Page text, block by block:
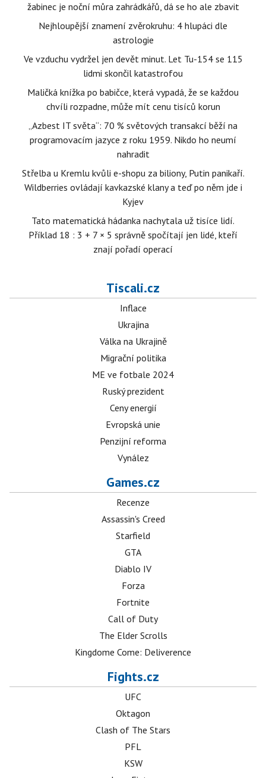
žabinec je noční můra zahrádkářů, dá se ho ale zbavit
Nejhloupější znamení zvěrokruhu: 4 hlupáci dle
astrologie
Ve vzduchu vydržel jen devět minut. Let Tu-154 se 115
lidmi skončil katastrofou
Maličká knížka po babičce, která vypadá, že se každou
chvíli rozpadne, může mít cenu tisíců korun
„Azbest IT světa“: 70 % světových transakcí běží na
programovacím jazyce z roku 1959. Nikdo ho neumí
nahradit
Střelba u Kremlu kvůli e-shopu za biliony, Putin panikaří.
Wildberries ovládají kavkazské klany a teď po něm jde i
Kyjev
Tato matematická hádanka nachytala už tisíce lidí.
Příklad 18 : 3 + 7 × 5 správně spočítají jen lidé, kteří
znají pořadí operací
Tiscali.cz
Inflace
Ukrajina
Válka na Ukrajině
Migrační politika
ME ve fotbale 2024
Ruský prezident
Ceny energií
Evropská unie
Penzijní reforma
Vynález
Games.cz
Recenze
Assassin's Creed
Starfield
GTA
Diablo IV
Forza
Fortnite
Call of Duty
The Elder Scrolls
Kingdome Come: Deliverence
Fights.cz
UFC
Oktagon
Clash of The Stars
PFL
KSW